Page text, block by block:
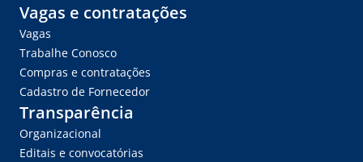
Vagas e contratações
Vagas
Trabalhe Conosco
Compras e contratações
Cadastro de Fornecedor
Transparência
Organizacional
Editais e convocatórias